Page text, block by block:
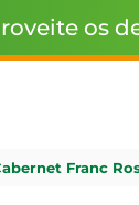
os
Franc